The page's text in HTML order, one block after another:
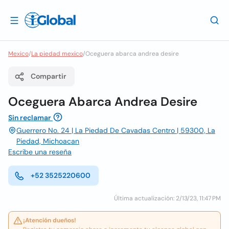
Mexico/La piedad mexico/Oceguera abarca andrea desire
Compartir
Oceguera Abarca Andrea Desire
Sin reclamar
Guerrero No. 24 | La Piedad De Cavadas Centro | 59300, La
Piedad, Michoacan
Escribe una reseña
+52 3525220600
Última actualización: 2/13/23, 11:47 PM
¡Atención dueños!